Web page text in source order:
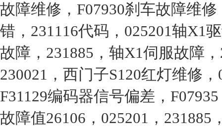
故障维修，F07930刹车故障维
错，231116代码，025201轴X1
故障，231885，轴X1伺服故障
230021，西门子S120红灯维修
F31129编码器信号偏差，
故障值26106，025201，231885